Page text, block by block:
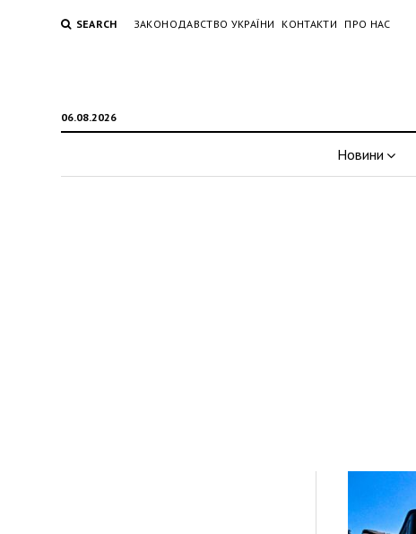
SEARCH ЗАКОНОДАВСТВО УКРАЇНИ КОНТАКТИ ПРО НАС
06.08.2026
Новини